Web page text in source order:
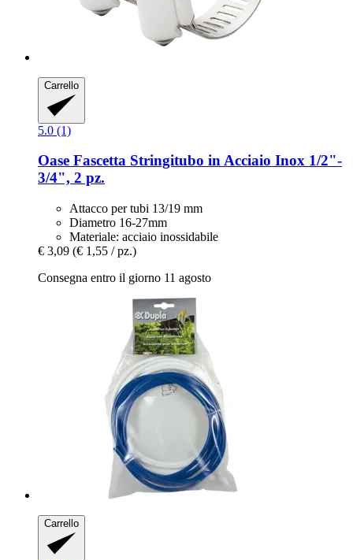
Carrello
5.0 (1)
Oase Fascetta Stringitubo in Acciaio Inox 1/2"-​
3/4", 2 pz.
Attacco per tubi 13/19 mm
Diametro 16-27mm
Materiale: acciaio inossidabile
€ 3,09 (€ 1,55 / pz.)
Consegna entro il giorno 11 agosto
Carrello